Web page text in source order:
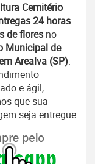
Cemitério
24 horas
de flores no
Municipal de
Arealva (SP).
e ágil,
que sua
seja entregue